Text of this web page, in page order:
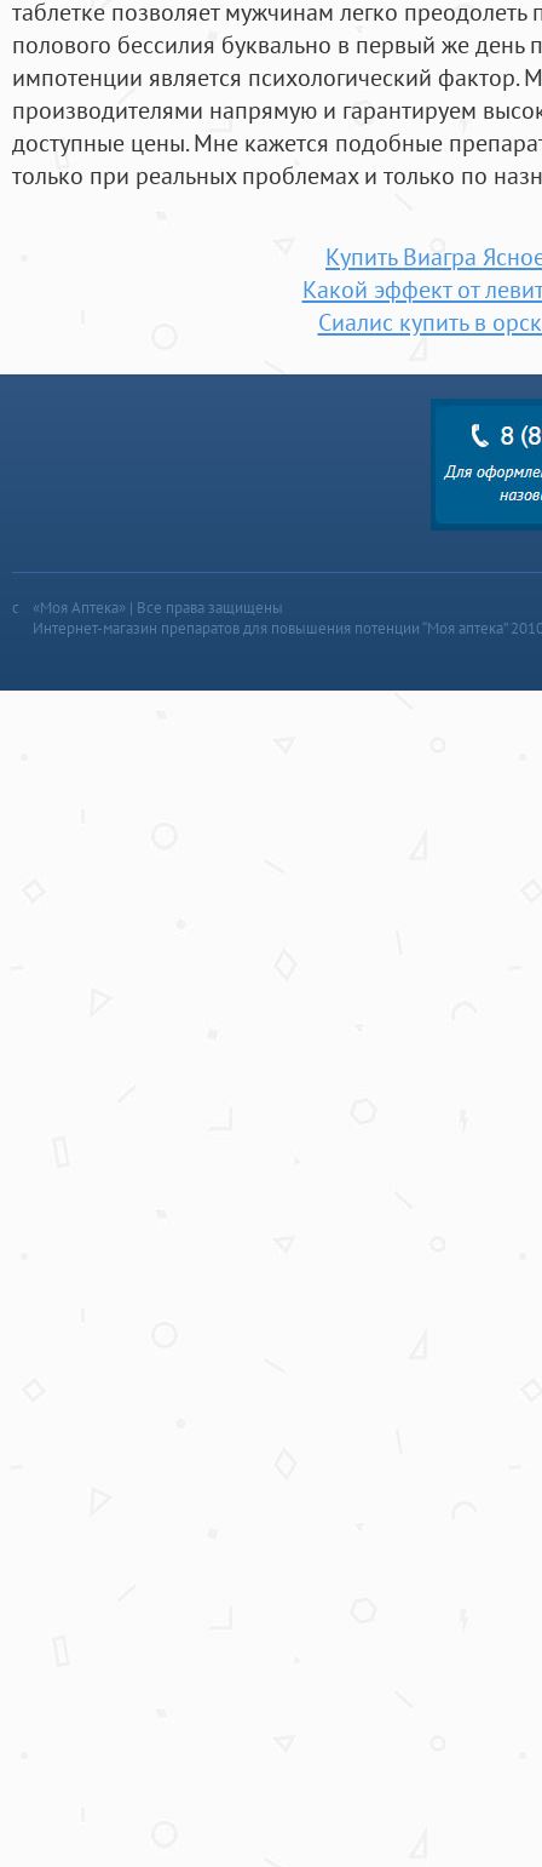
таблетке позволяет мужчинам легко преодолеть
полового бессилия буквально в первый же
импотенции является психологический
производителями напрямую и гарантируем
доступные цены. Мне кажется подобные
только при реальных проблемах и только по
Купить Виагра
Какой эффект от
Сиалис купить в
«Моя Аптека» | Все права защищены
Интернет-магазин препаратов для повышения потенции “Моя аптека”